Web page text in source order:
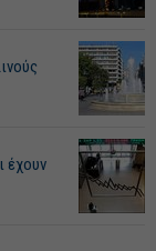
έχουν